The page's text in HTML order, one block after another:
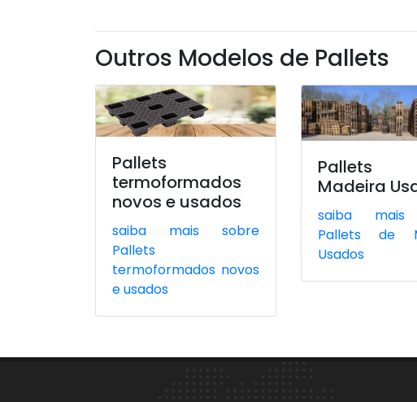
Outros Modelos de Pallets
Pallets
termoformados
novos e usados
saiba mais sobre
Pallets
termoformados novos
e usados
Madeira
saiba mais
Pallets de
Usados